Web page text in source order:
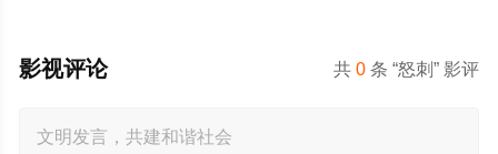
共0 条 “怒刺” 影评
影视评论